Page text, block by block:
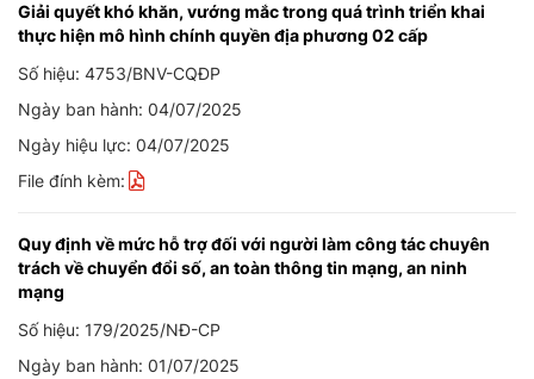
Giải quyết khó khăn, vướng mắc trong quá trình triển khai
thực hiện mô hình chính quyền địa phương 02 cấp
Số hiệu: 4753/BNV-CQĐP
Ngày ban hành: 04/07/2025
Ngày hiệu lực: 04/07/2025
File đính kèm:
Quy định về mức hỗ trợ đối với người làm công tác chuyên
trách về chuyển đổi số, an toàn thông tin mạng, an ninh
mạng
Số hiệu: 179/2025/NĐ-CP
Ngày ban hành: 01/07/2025